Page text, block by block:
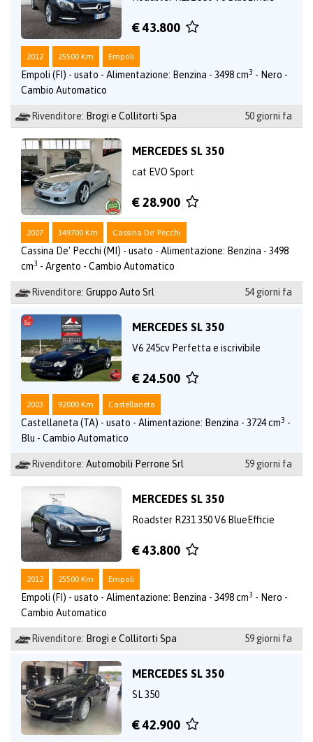
€ 43.800
2012 25500 Km Empoli
Empoli (FI) - usato - Alimentazione: Benzina - 3498 cm3 - Nero -
Cambio Automatico
Rivenditore: Brogi e Collitorti Spa 50 giorni fa
MERCEDES SL 350
cat EVO Sport
€ 28.900
2007 149700 Km Cassina De' Pecchi
Cassina De' Pecchi (MI) - usato - Alimentazione: Benzina - 3498
cm3 - Argento - Cambio Automatico
Rivenditore: Gruppo Auto Srl 54 giorni fa
MERCEDES SL 350
V6 245cv Perfetta e iscrivibile
€ 24.500
2003 92000 Km Castellaneta
Castellaneta (TA) - usato - Alimentazione: Benzina - 3724 cm3 -
Blu - Cambio Automatico
Rivenditore: Automobili Perrone Srl 59 giorni fa
MERCEDES SL 350
Roadster R231 350 V6 BlueEfficie
€ 43.800
2012 25500 Km Empoli
Empoli (FI) - usato - Alimentazione: Benzina - 3498 cm3 - Nero -
Cambio Automatico
Rivenditore: Brogi e Collitorti Spa 59 giorni fa
MERCEDES SL 350
SL 350
€ 42.900